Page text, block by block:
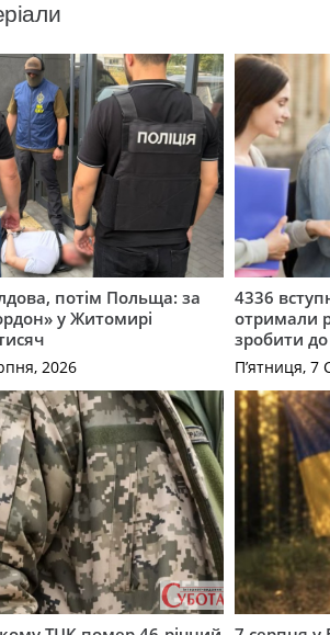
потім Польща: за
у Житомирі
2026
4336
отримали
зробити
П’ятниця, 7